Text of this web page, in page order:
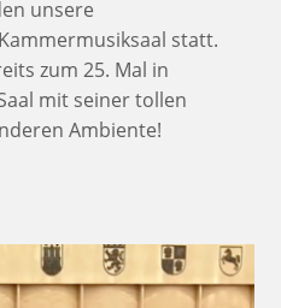
unsere
statt.
zum 25. Mal in
mit seiner tollen
Ambiente!